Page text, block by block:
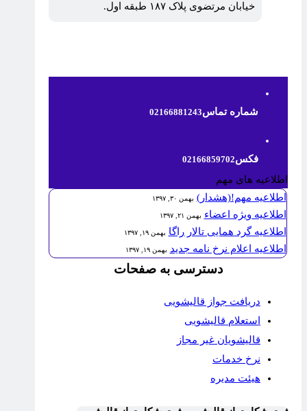
خیابان مرتضوی پلاک ۱۸۷ طبقه اول.
شماره تماس02166881243
فکس02166859702
اطلاعیه های مهم
اطلاعیه مهم!(هشدار) بهمن ۳۰, ۱۳۹۷
اطلاعیه ویژه اعضاء بهمن ۲۱, ۱۳۹۷
اطلاعیه گرد همایی تالار راگا بهمن ۱۹, ۱۳۹۷
اطلاعیه اعلام نرخ نامه جدید بهمن ۱۹, ۱۳۹۷
دسترسی به صفحات
دریافت جواز قالیشویی
استعلام قالیشویی
قالیشویان غیر مجاز
نرخ خدمات
هیئت مدیره